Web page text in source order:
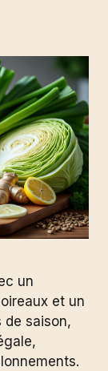
un
et un
de saison,